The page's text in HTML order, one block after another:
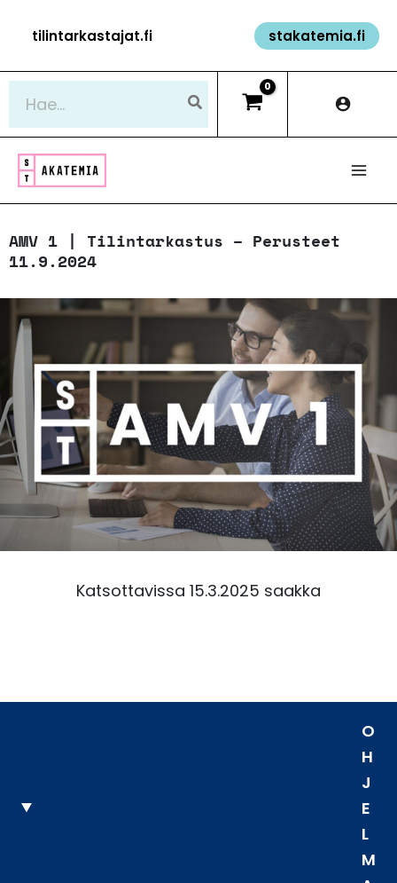
sisältöön
tilintarkastajat.fi stakatemia.fi
AMV 1 | Tilintarkastus – Perusteet
11.9.2024
Katsottavissa 15.3.2025 saakka
O
H
J
E
L
M